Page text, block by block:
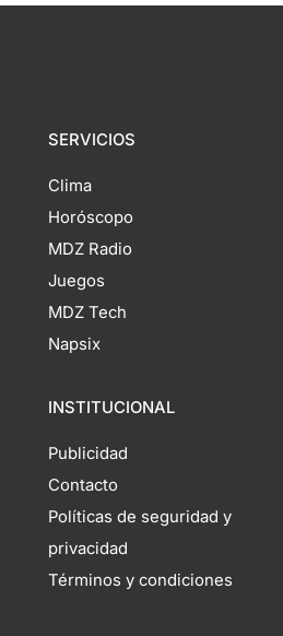
SERVICIOS
Clima
Horóscopo
MDZ Radio
Juegos
MDZ Tech
Napsix
INSTITUCIONAL
Publicidad
Contacto
Políticas de seguridad y
privacidad
Términos y condiciones